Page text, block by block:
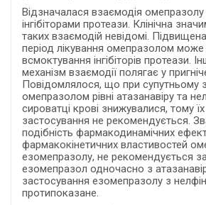
Відзначалася взаємодія
інгібіторами протеази. Клінічна
таких взаємодій невідомі.
період лікування омепразолом може
всмоктування інгібіторів протеази.
механізм взаємодії полягає у
Повідомлялося, що при супутньому
омепразолом рівні атазанавіру та
сироватці крові знижувалися, тому
застосування не рекомендується.
подібність фармакодинамічних
фармакокінетичних властивостей
езомепразолу, не рекомендується
езомепразол одночасно з
застосування езомепразолу з
протипоказане.